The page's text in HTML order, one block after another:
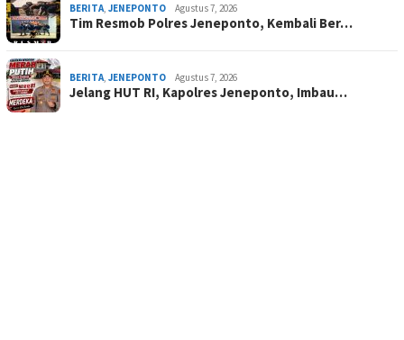
BERITA, JENEPONTO Agustus 7, 2026
Tim Resmob Polres Jeneponto, Kembali Ber…
BERITA, JENEPONTO Agustus 7, 2026
Jelang HUT RI, Kapolres Jeneponto, Imbau…